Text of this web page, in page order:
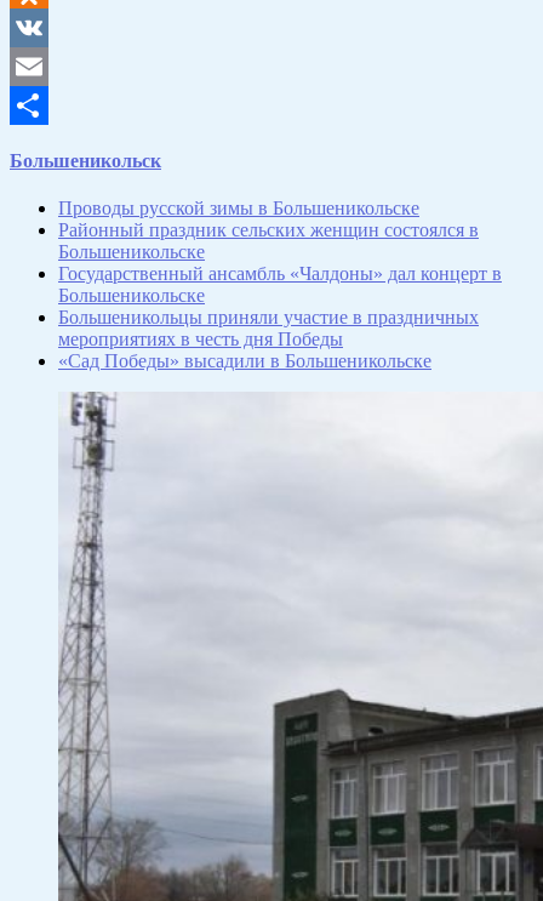
Odnoklassniki
VK
Email
Большеникольск
Проводы русской зимы в Большеникольске
Районный праздник сельских женщин состоялся в
Большеникольске
Государственный ансамбль «Чалдоны» дал концерт в
Большеникольске
Большеникольцы приняли участие в праздничных
мероприятиях в честь дня Победы
«Сад Победы» высадили в Большеникольске